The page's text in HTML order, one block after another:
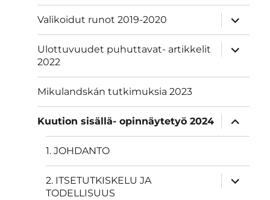
Valikoidut runot 2019-2020
näytä
Ulottuvuudet puhuttavat- artikkelit
2022
näytä
Mikulandskán tutkimuksia 2023
Kuution sisällä- opinnäytetyö 2024
näytä
1. JOHDANTO
2. ITSETUTKISKELU JA
TODELLISUUS
näytä